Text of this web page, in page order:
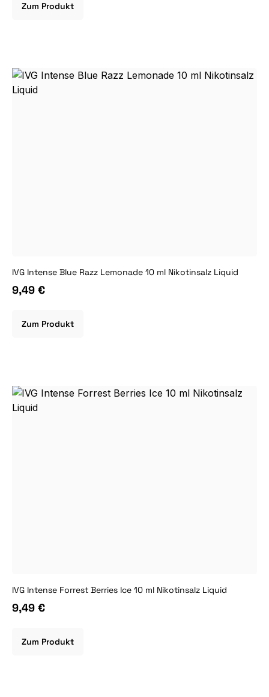
Zum Produkt
IVG Intense Blue Razz Lemonade 10 ml Nikotinsalz Liquid
9,49 €
Zum Produkt
IVG Intense Forrest Berries Ice 10 ml Nikotinsalz Liquid
9,49 €
Zum Produkt